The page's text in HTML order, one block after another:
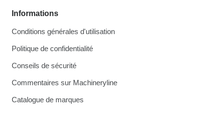
Informations
Conditions générales d'utilisation
Politique de confidentialité
Conseils de sécurité
Commentaires sur Machineryline
Catalogue de marques